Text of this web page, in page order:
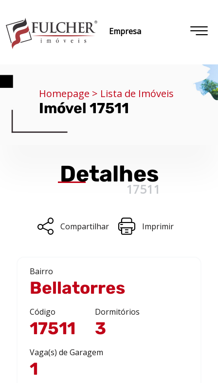
Empresa
Homepage > Lista de Imóveis
Imóvel 17511
Detalhes
17511
Compartilhar Imprimir
Bairro
Bellatorres
Código
17511
Dormitórios
3
Vaga(s) de Garagem
1